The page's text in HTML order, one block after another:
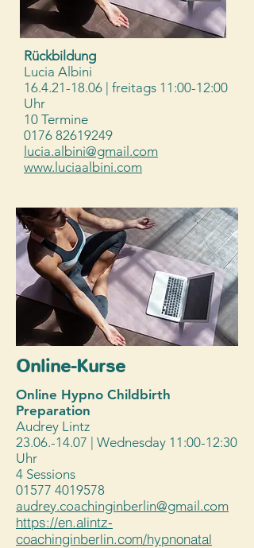
Rückbildung
Lucia Albini
16.4.21-18.06 | freitags 11:00-12:00
Uhr
10 Termine
0176 82619249
lucia.albini@gmail.com
www.luciaalbini.com
Online-Kurse
Online Hypno Childbirth
Preparation
Audrey Lintz
23.06.-14.07 | Wednesday 11:00-12:30
Uhr
4 Sessions
01577 4019578
audrey.coachinginberlin@gmail.com
https://en.alintz-
coachinginberlin.com/hypnonatal